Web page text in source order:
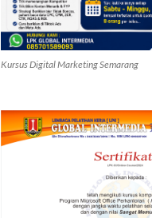
Kursus Digital Marketing Semarang